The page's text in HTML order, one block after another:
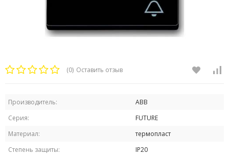
(0) Оставить отзыв
Производитель:
ABB
Серия:
FUTURE
Материал:
термопласт
Степень защиты:
IP20